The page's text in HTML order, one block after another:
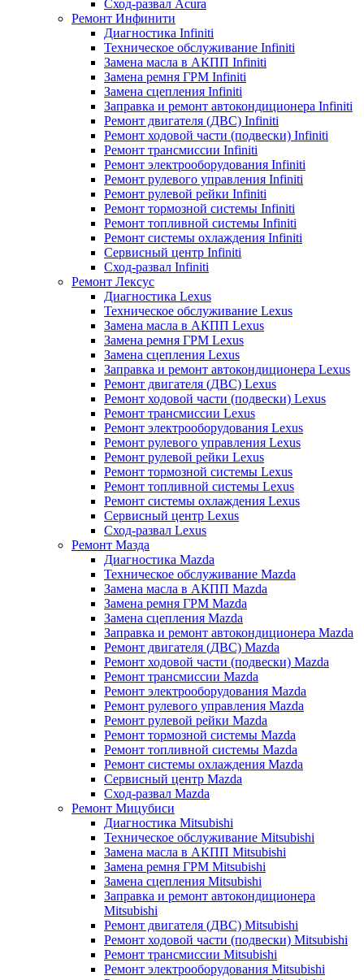
Сход-развал Acura
Ремонт Инфинити
Диагностика Infiniti
Техническое обслуживание Infiniti
Замена масла в АКПП Infiniti
Замена ремня ГРМ Infiniti
Замена сцепления Infiniti
Заправка и ремонт автокондиционера Infiniti
Ремонт двигателя (ДВС) Infiniti
Ремонт ходовой части (подвески) Infiniti
Ремонт трансмиссии Infiniti
Ремонт электрооборудования Infiniti
Ремонт рулевого управления Infiniti
Ремонт рулевой рейки Infiniti
Ремонт тормозной системы Infiniti
Ремонт топливной системы Infiniti
Ремонт системы охлаждения Infiniti
Сервисный центр Infiniti
Сход-развал Infiniti
Ремонт Лексус
Диагностика Lexus
Техническое обслуживание Lexus
Замена масла в АКПП Lexus
Замена ремня ГРМ Lexus
Замена сцепления Lexus
Заправка и ремонт автокондиционера Lexus
Ремонт двигателя (ДВС) Lexus
Ремонт ходовой части (подвески) Lexus
Ремонт трансмиссии Lexus
Ремонт электрооборудования Lexus
Ремонт рулевого управления Lexus
Ремонт рулевой рейки Lexus
Ремонт тормозной системы Lexus
Ремонт топливной системы Lexus
Ремонт системы охлаждения Lexus
Сервисный центр Lexus
Сход-развал Lexus
Ремонт Мазда
Диагностика Mazda
Техническое обслуживание Mazda
Замена масла в АКПП Mazda
Замена ремня ГРМ Mazda
Замена сцепления Mazda
Заправка и ремонт автокондиционера Mazda
Ремонт двигателя (ДВС) Mazda
Ремонт ходовой части (подвески) Mazda
Ремонт трансмиссии Mazda
Ремонт электрооборудования Mazda
Ремонт рулевого управления Mazda
Ремонт рулевой рейки Mazda
Ремонт тормозной системы Mazda
Ремонт топливной системы Mazda
Ремонт системы охлаждения Mazda
Сервисный центр Mazda
Сход-развал Mazda
Ремонт Мицубиси
Диагностика Mitsubishi
Техническое обслуживание Mitsubishi
Замена масла в АКПП Mitsubishi
Замена ремня ГРМ Mitsubishi
Замена сцепления Mitsubishi
Заправка и ремонт автокондиционера
Mitsubishi
Ремонт двигателя (ДВС) Mitsubishi
Ремонт ходовой части (подвески) Mitsubishi
Ремонт трансмиссии Mitsubishi
Ремонт электрооборудования Mitsubishi